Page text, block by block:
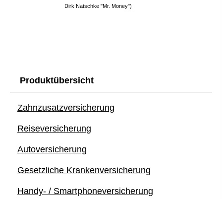
Dirk Natschke "Mr. Money")
Produktübersicht
Zahn­zu­satz­ver­si­che­rung
Reiseversicherung
Auto­ver­si­che­rung
Gesetzliche Kranken­ver­si­che­rung
Handy- / Smartphoneversicherung